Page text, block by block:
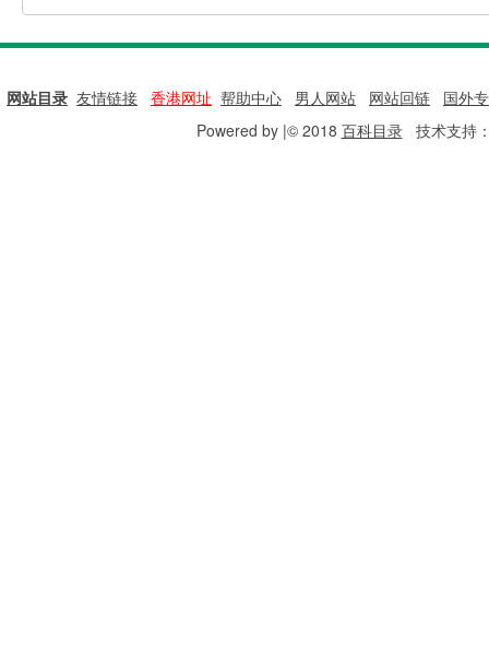
网站目录 友情链接 香港网址 帮助中心 男人网站 网站回链
国外
Powered by |© 2018 百科目录技术支持